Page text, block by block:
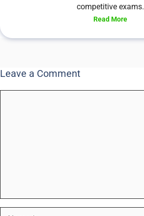
competitive exams.
Read More
Leave a Comment